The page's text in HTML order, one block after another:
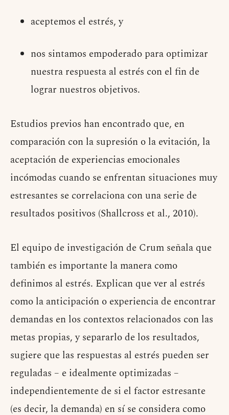
aceptemos el estrés, y
nos sintamos empoderado para optimizar
nuestra respuesta al estrés con el fin de
lograr nuestros objetivos.
Estudios previos han encontrado que, en
comparación con la supresión o la evitación, la
aceptación de experiencias emocionales
incómodas cuando se enfrentan situaciones muy
estresantes se correlaciona con una serie de
resultados positivos (Shallcross et al., 2010).
El equipo de investigación de Crum señala que
también es importante la manera como
definimos al estrés. Explican que ver al estrés
como la anticipación o experiencia de encontrar
demandas en los contextos relacionados con las
metas propias, y separarlo de los resultados,
sugiere que las respuestas al estrés pueden ser
reguladas – e idealmente optimizadas –
independientemente de si el factor estresante
(es decir, la demanda) en sí se considera como